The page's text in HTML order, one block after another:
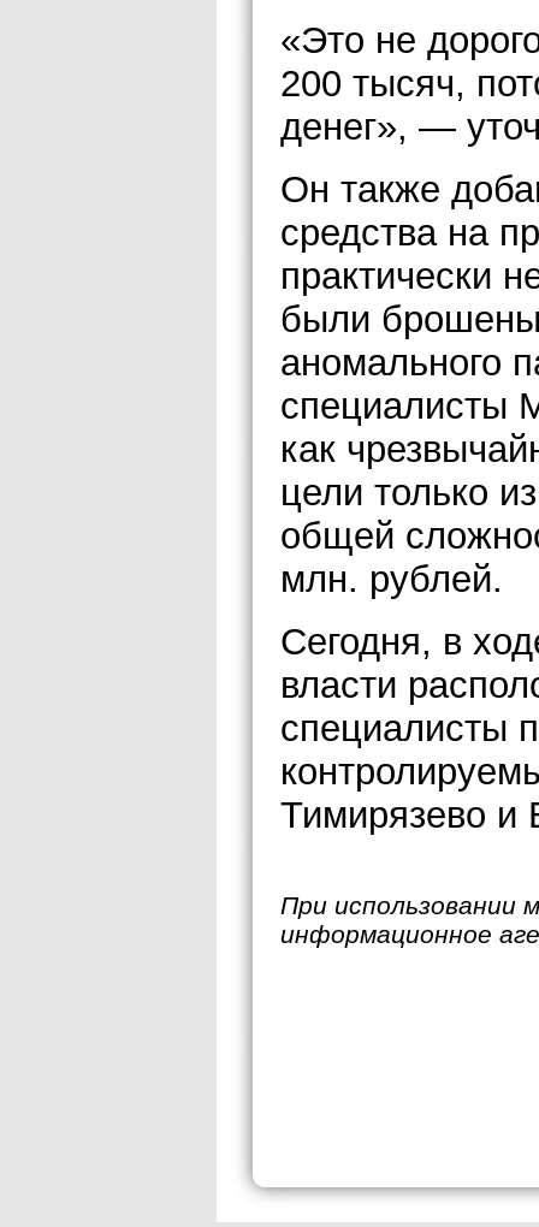
«Это не
200 тысяч,
денег», —
Он также
средства на
практически
были
аномального
специалисты
как
цели только
общей
млн. рублей.
Сегодня, в
власти
специалисты
Тимирязево и
При использовании
информационное